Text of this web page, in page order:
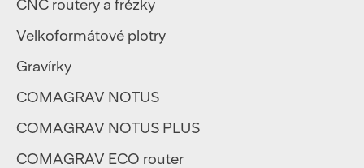
CNC routery a frézky
Velkoformátové plotry
Gravírky
COMAGRAV NOTUS
COMAGRAV NOTUS PLUS
COMAGRAV ECO router